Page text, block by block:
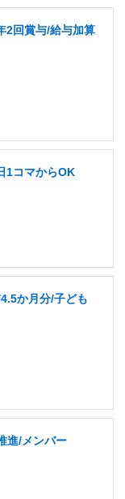
2回賞与/給与加算
1コマからOK
か月分/子ども
進/メンバー